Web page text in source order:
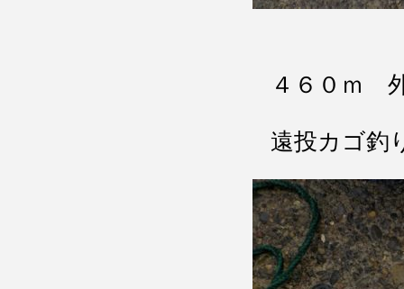
４６０ｍ
遠投カゴ釣